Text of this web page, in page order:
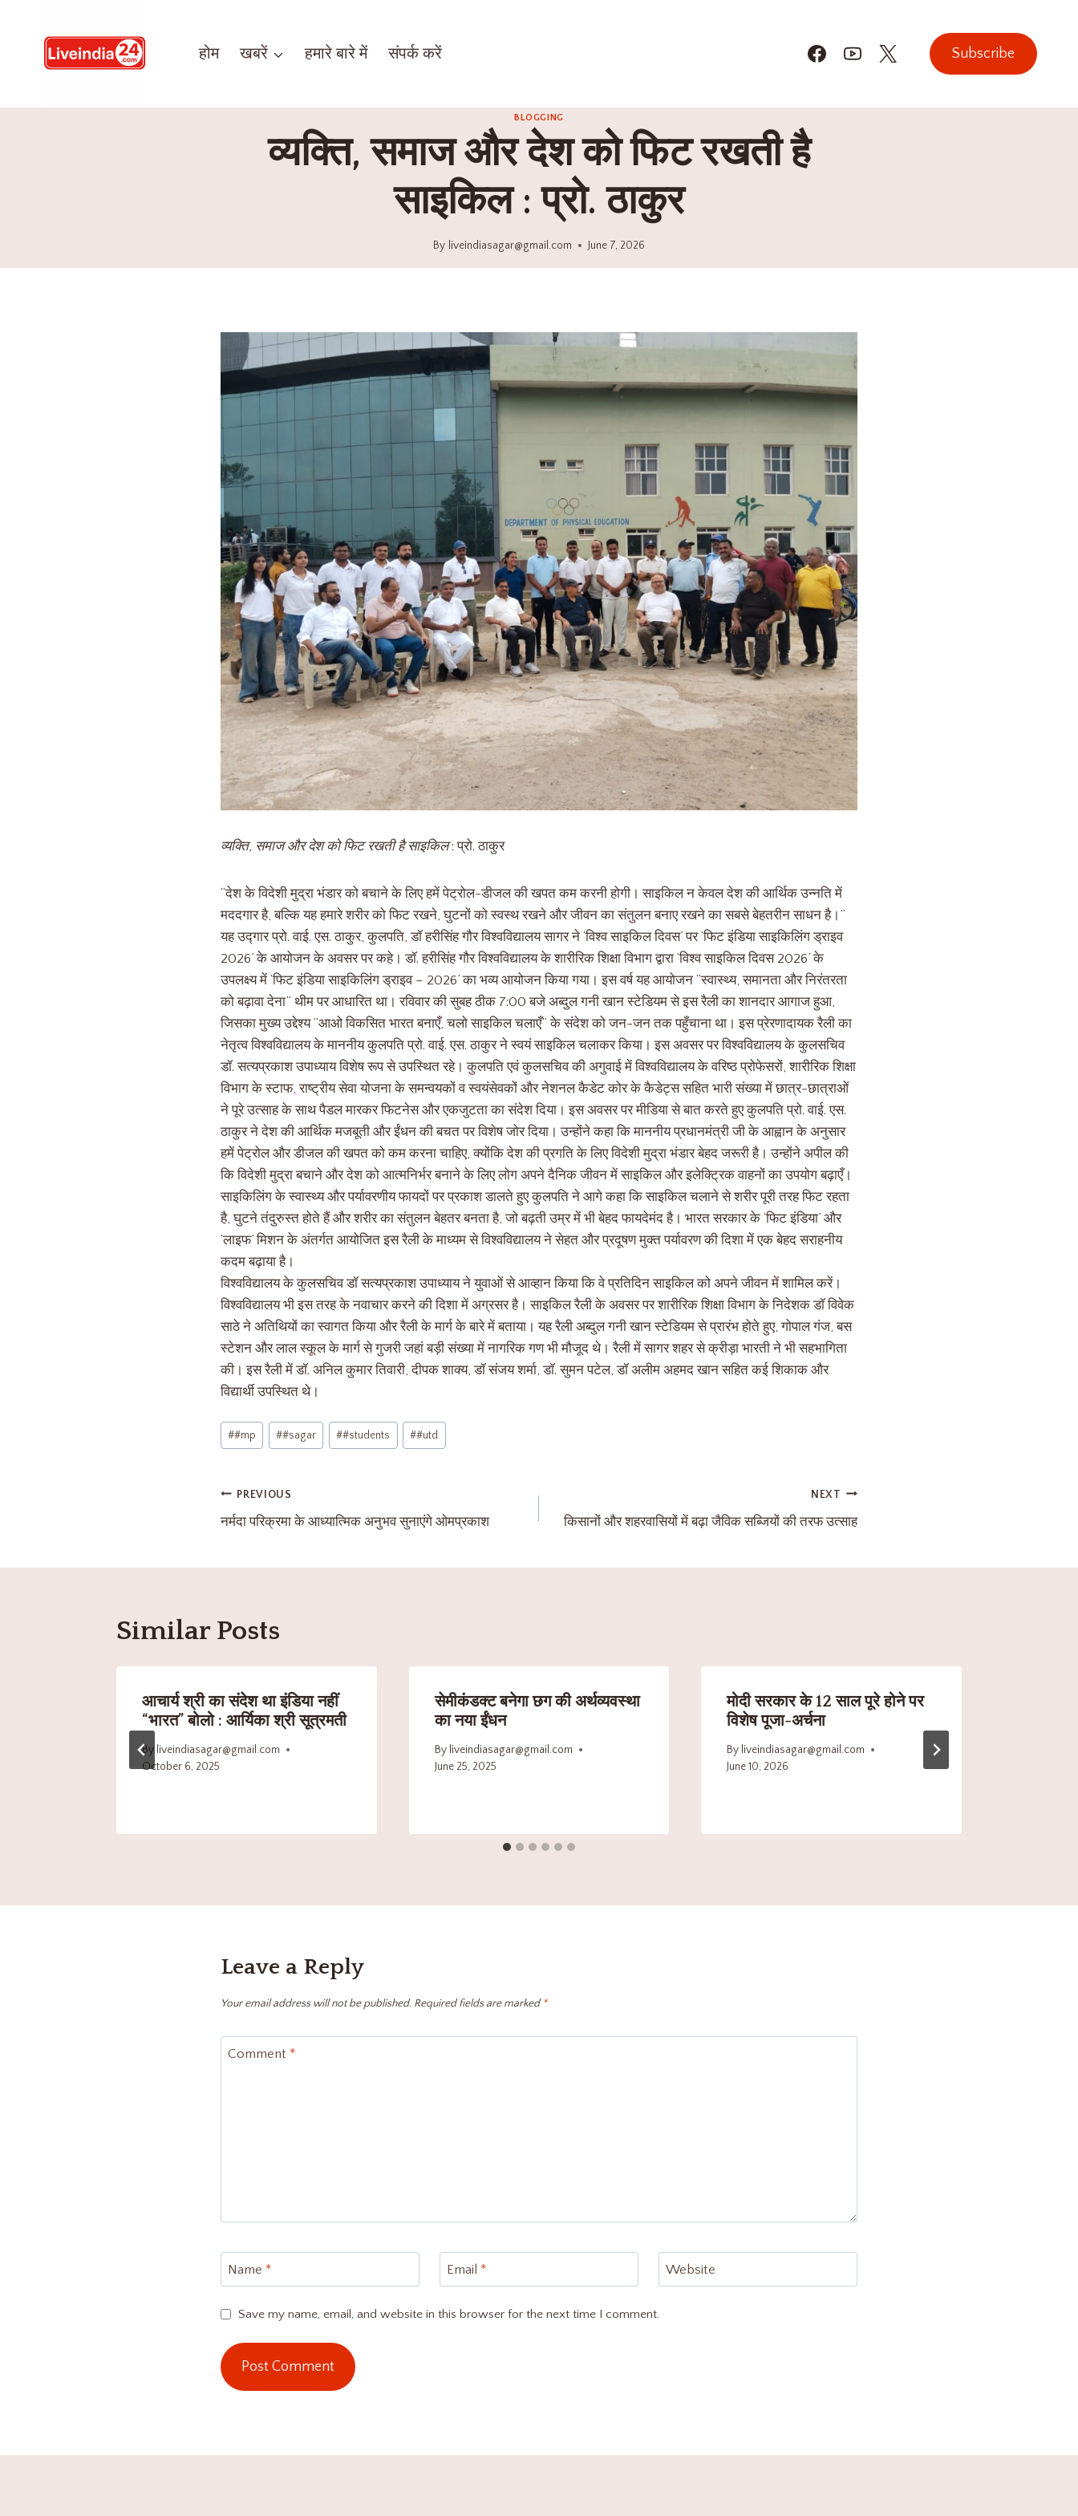
होम खबरें हमारे बारे में संपर्क करें Subscribe
BLOGGING
व्यक्ति, समाज और देश को फिट रखती है
साइकिल : प्रो. ठाकुर
By liveindiasagar@gmail.com June 7, 2026
व्यक्ति, समाज और देश को फिट रखती है साइकिल: प्रो. ठाकुर
“देश के विदेशी मुद्रा भंडार को बचाने के लिए हमें पेट्रोल-डीजल की खपत कम करनी होगी। साइकिल न केवल देश की आर्थिक उन्नति में
मददगार है, बल्कि यह हमारे शरीर को फिट रखने, घुटनों को स्वस्थ रखने और जीवन का संतुलन बनाए रखने का सबसे बेहतरीन साधन है।”
यह उद्गार प्रो. वाई. एस. ठाकुर, कुलपति, डॉ हरीसिंह गौर विश्वविद्यालय सागर ने ‘विश्व साइकिल दिवस’ पर ‘फिट इंडिया साइकिलिंग ड्राइव
2026’ के आयोजन के अवसर पर कहे। डॉ. हरीसिंह गौर विश्वविद्यालय के शारीरिक शिक्षा विभाग द्वारा ‘विश्व साइकिल दिवस 2026’ के
उपलक्ष्य में ‘फिट इंडिया साइकिलिंग ड्राइव – 2026’ का भव्य आयोजन किया गया। इस वर्ष यह आयोजन “स्वास्थ्य, समानता और निरंतरता
को बढ़ावा देना” थीम पर आधारित था। रविवार की सुबह ठीक 7:00 बजे अब्दुल गनी खान स्टेडियम से इस रैली का शानदार आगाज हुआ,
जिसका मुख्य उद्देश्य “आओ विकसित भारत बनाएँ, चलो साइकिल चलाएँ” के संदेश को जन-जन तक पहुँचाना था। इस प्रेरणादायक रैली का
नेतृत्व विश्वविद्यालय के माननीय कुलपति प्रो. वाई. एस. ठाकुर ने स्वयं साइकिल चलाकर किया। इस अवसर पर विश्वविद्यालय के कुलसचिव
डॉ. सत्यप्रकाश उपाध्याय विशेष रूप से उपस्थित रहे। कुलपति एवं कुलसचिव की अगुवाई में विश्वविद्यालय के वरिष्ठ प्रोफेसरों, शारीरिक शिक्षा
विभाग के स्टाफ, राष्ट्रीय सेवा योजना के समन्वयकों व स्वयंसेवकों और नेशनल कैडेट कोर के कैडेट्स सहित भारी संख्या में छात्र-छात्राओं
ने पूरे उत्साह के साथ पैडल मारकर फिटनेस और एकजुटता का संदेश दिया। इस अवसर पर मीडिया से बात करते हुए कुलपति प्रो. वाई. एस.
ठाकुर ने देश की आर्थिक मजबूती और ईंधन की बचत पर विशेष जोर दिया। उन्होंने कहा कि माननीय प्रधानमंत्री जी के आह्वान के अनुसार
हमें पेट्रोल और डीजल की खपत को कम करना चाहिए, क्योंकि देश की प्रगति के लिए विदेशी मुद्रा भंडार बेहद जरूरी है। उन्होंने अपील की
कि विदेशी मुद्रा बचाने और देश को आत्मनिर्भर बनाने के लिए लोग अपने दैनिक जीवन में साइकिल और इलेक्ट्रिक वाहनों का उपयोग बढ़ाएँ।
साइकिलिंग के स्वास्थ्य और पर्यावरणीय फायदों पर प्रकाश डालते हुए कुलपति ने आगे कहा कि साइकिल चलाने से शरीर पूरी तरह फिट रहता
है, घुटने तंदुरुस्त होते हैं और शरीर का संतुलन बेहतर बनता है, जो बढ़ती उम्र में भी बेहद फायदेमंद है। भारत सरकार के ‘फिट इंडिया’ और
‘लाइफ’ मिशन के अंतर्गत आयोजित इस रैली के माध्यम से विश्वविद्यालय ने सेहत और प्रदूषण मुक्त पर्यावरण की दिशा में एक बेहद सराहनीय
कदम बढ़ाया है।
विश्वविद्यालय के कुलसचिव डॉ सत्यप्रकाश उपाध्याय ने युवाओं से आव्हान किया कि वे प्रतिदिन साइकिल को अपने जीवन में शामिल करें।
विश्वविद्यालय भी इस तरह के नवाचार करने की दिशा में अग्रसर है। साइकिल रैली के अवसर पर शारीरिक शिक्षा विभाग के निदेशक डॉ विवेक
साठे ने अतिथियों का स्वागत किया और रैली के मार्ग के बारे में बताया। यह रैली अब्दुल गनी खान स्टेडियम से प्रारंभ होते हुए, गोपाल गंज, बस
स्टेशन और लाल स्कूल के मार्ग से गुजरी जहां बड़ी संख्या में नागरिक गण भी मौजूद थे। रैली में सागर शहर से क्रीड़ा भारती ने भी सहभागिता
की। इस रैली में डॉ. अनिल कुमार तिवारी, दीपक शाक्य, डॉ संजय शर्मा, डॉ. सुमन पटेल, डॉ अलीम अहमद खान सहित कई शिकाक और
विद्यार्थी उपस्थित थे।
##mp ##sagar ##students ##utd
PREVIOUS
नर्मदा परिक्रमा के आध्यात्मिक अनुभव सुनाएंगे ओमप्रकाश
NEXT
किसानों और शहरवासियों में बढ़ा जैविक सब्जियों की तरफ उत्साह
Similar Posts
आचार्य श्री का संदेश था इंडिया नहीं
“भारत” बोलो : आर्यिका श्री सूत्रमती
By liveindiasagar@gmail.com
October 6, 2025
सेमीकंडक्ट बनेगा छग की अर्थव्यवस्था
का नया ईंधन
By liveindiasagar@gmail.com
June 25, 2025
मोदी सरकार के 12 साल पूरे होने पर
विशेष पूजा-अर्चना
By liveindiasagar@gmail.com
June 10, 2026
Leave a Reply
Your email address will not be published. Required fields are marked*
Comment *
Name * Email * Website
Save my name, email, and website in this browser for the next time I comment.